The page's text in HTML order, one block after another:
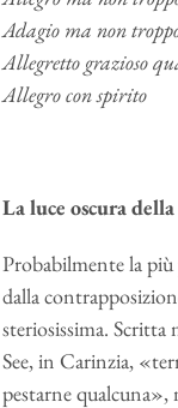
Adagio ma non
Allegretto grazioso
Allegro con spirito
La luce oscura
Probabilmente la
dalla
steriosissima. Scritta
See, in Carinzia,
pestarne qualcuna»,